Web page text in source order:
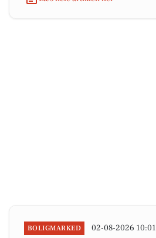
BOLIGMARKED 02-08-2026 10:01